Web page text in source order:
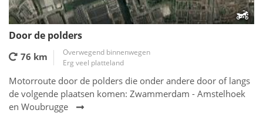
Door de polders
76 km
Overwegend binnenwegen
Erg veel platteland
Motorroute door de polders die onder andere door of langs
de volgende plaatsen komen: Zwammerdam - Amstelhoek
en Woubrugge